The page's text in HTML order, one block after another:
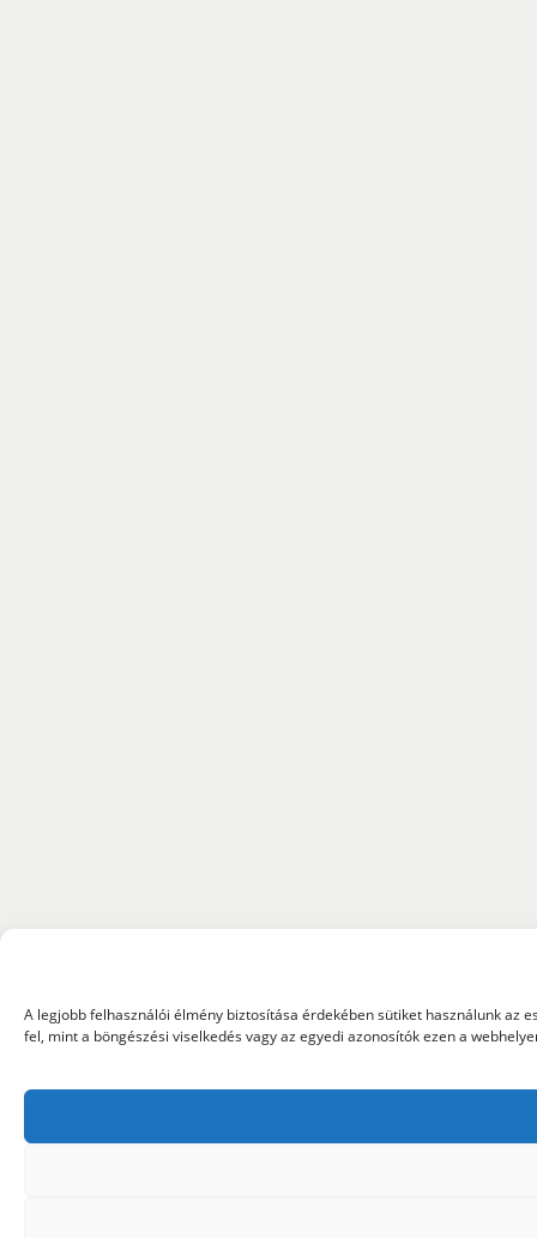
A legjobb felhasználói élmény biztosítása érdekében sütiket használunk az
fel, mint a böngészési viselkedés vagy az egyedi azonosítók ezen a